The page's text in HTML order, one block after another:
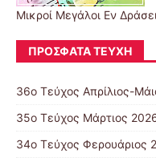
Μικροί Μεγάλοι Εν Δράσει
ΠΡΌΣΦΑΤΑ ΤΕΎΧΗ
36ο Τεύχος Απρίλιος-
35ο Τεύχος Μάρτιος
34ο Τεύχος Φερουάριος